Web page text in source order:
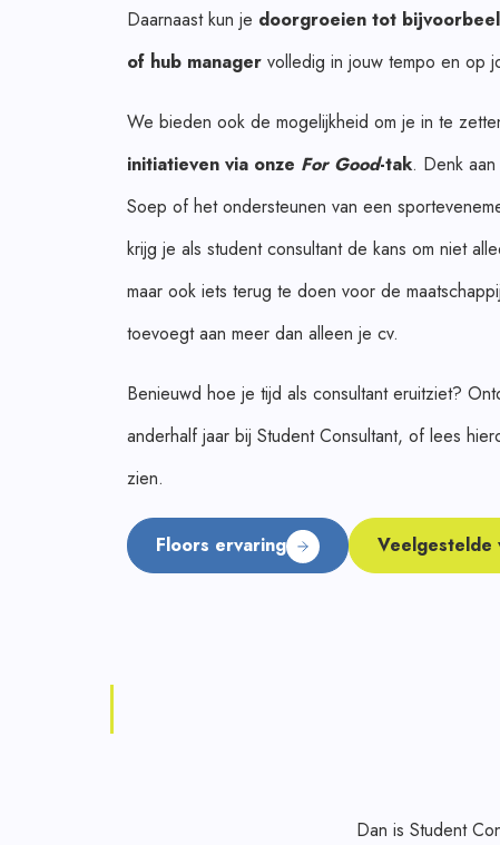
Daarnaast kun je doorgroeien tot
of hub manager volledig in jouw tempo en op
We bieden ook de mogelijkheid om je in te
initiatieven via onze For Good-tak. Denk aan
Soep of het ondersteunen van een
krijg je als student consultant de kans om niet
maar ook iets terug te doen voor de
toevoegt aan meer dan alleen je cv.
Benieuwd hoe je tijd als consultant eruitziet?
anderhalf jaar bij Student Consultant, of lees
zien.
Floors ervaring Veelgestelde
Dan is Student